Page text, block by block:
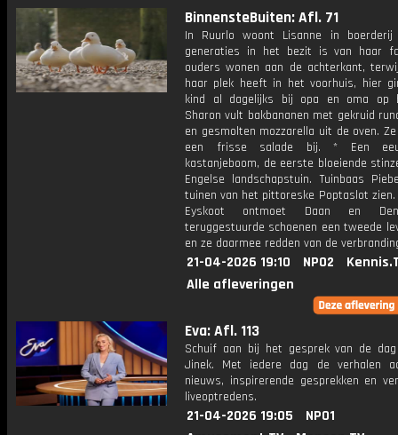
BinnensteBuiten: Afl. 71
In Ruurlo woont Lisanne in
generaties in het bezit is van haar
ouders wonen aan de achterkant,
haar plek heeft in het voorhuis, hier
kind al dagelijks bij opa en oma op
Sharon vult bakbananen met gekruid
en gesmolten mozzarella uit de oven.
een frisse salade bij. * Een
kastanjeboom, de eerste bloeiende
Engelse landschapstuin. Tuinbaas
tuinen van het pittoreske Poptaslot zien.
Eyskoot ontmoet Daan en
teruggestuurde schoenen een tweede
en ze daarmee redden van de
21-04-2026 19:10 NPO2
Alle afleveringen
Eva: Afl. 113
Schuif aan bij het gesprek van de
Jinek. Met iedere dag de verhalen
nieuws, inspirerende gesprekken en
liveoptredens.
21-04-2026 19:05
NPO1